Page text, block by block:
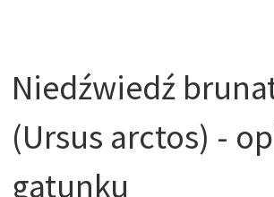
Niedźwiedź
(Ursus arctos) -
gatunku